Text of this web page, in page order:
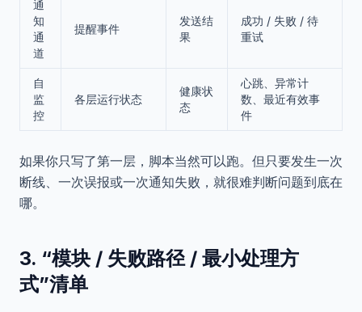
通
知
通
道
提醒事件
发送结
果
成功 / 失败 / 待
重试
自
监
控
各层运行状态
健康状
态
心跳、异常计
数、最近有效事
件
如果你只写了第一层，脚本当然可以跑。但只要发生一次
断线、一次误报或一次通知失败，就很难判断问题到底在
哪。
3. “模块 / 失败路径 / 最小处理方
式”清单